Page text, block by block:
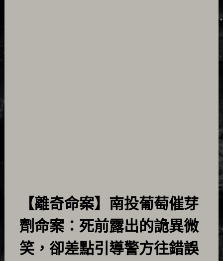
【離奇命案】南投葡萄催芽
劑命案：死前露出的詭異微
笑，卻差點引導警方往錯誤